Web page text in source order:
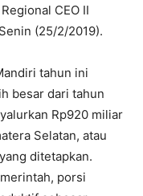
CEO II
(25/2/2019).
tahun ini
besar dari tahun
Rp920 miliar
Selatan, atau
ditetapkan.
porsi